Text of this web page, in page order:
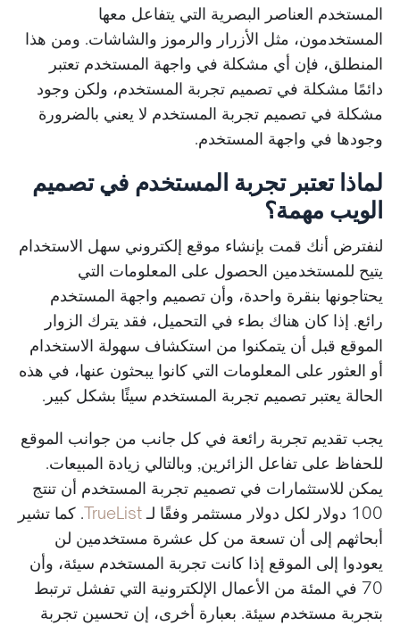
المستخدم العناصر البصرية التي يتفاعل معها
المستخدمون، مثل الأزرار والرموز والشاشات. ومن هذا
المنطلق، فإن أي مشكلة في واجهة المستخدم تعتبر
دائمًا مشكلة في تصميم تجربة المستخدم، ولكن وجود
مشكلة في تصميم تجربة المستخدم لا يعني بالضرورة
وجودها في واجهة المستخدم.
لماذا تعتبر تجربة المستخدم في تصميم
الويب مهمة؟
لنفترض أنك قمت بإنشاء موقع إلكتروني سهل الاستخدام
يتيح للمستخدمين الحصول على المعلومات التي
يحتاجونها بنقرة واحدة، وأن تصميم واجهة المستخدم
رائع. إذا كان هناك بطء في التحميل، فقد يترك الزوار
الموقع قبل أن يتمكنوا من استكشاف سهولة الاستخدام
أو العثور على المعلومات التي كانوا يبحثون عنها، في هذه
الحالة يعتبر تصميم تجربة المستخدم سيئًا بشكل كبير.
يجب تقديم تجربة رائعة في كل جانب من جوانب الموقع
للحفاظ على تفاعل الزائرين, وبالتالي زيادة المبيعات.
يمكن للاستثمارات في تصميم تجربة المستخدم أن تنتج
100 دولار لكل دولار مستثمر وفقًا لـ
TrueList. كما تشير
أبحاثهم إلى أن تسعة من كل عشرة مستخدمين لن
يعودوا إلى الموقع إذا كانت تجربة المستخدم سيئة، وأن
70 في المئة من الأعمال الإلكترونية التي تفشل ترتبط
بتجربة مستخدم سيئة. بعبارة أخرى، إن تحسين تجربة